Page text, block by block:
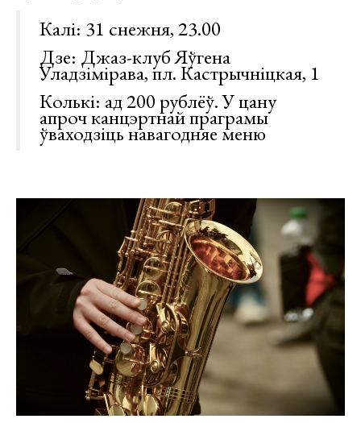
Калі: 31 снежня, 23.00
Дзе: Джаз-клуб Яўгена
Уладзімірава, пл. Кастрычніцкая, 1
Колькі: ад 200 рублёў. У цану
апроч канцэртнай праграмы
ўваходзіць навагодняе меню